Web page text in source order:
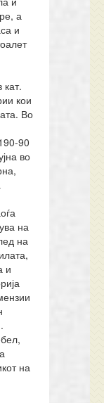
а
и
кат.
кои
Во
90
во
на
на
и
на